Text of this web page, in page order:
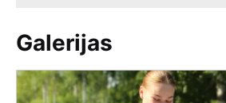
Galerijas